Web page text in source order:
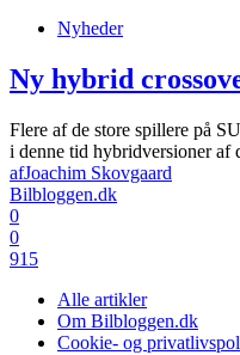
Nyheder
Ny hybrid
Flere af de store spillere på
i denne tid hybridversioner af
afJoachim Skovgaard
Bilbloggen.dk
0
0
915
Alle artikler
Om Bilbloggen.dk
Cookie- og